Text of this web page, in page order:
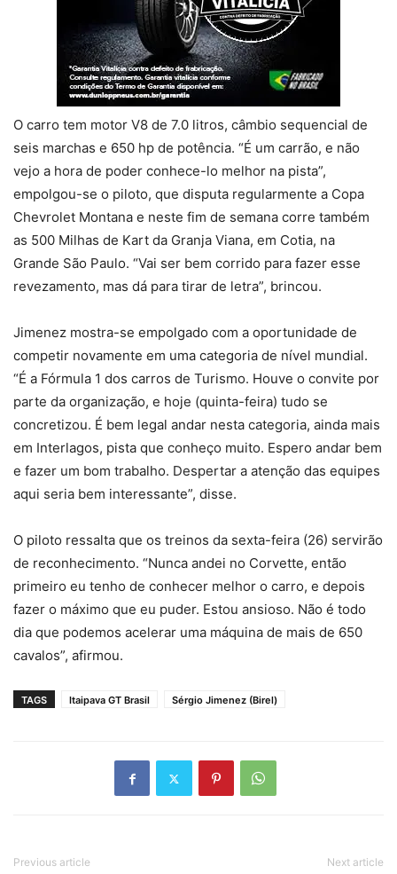
O carro tem motor V8 de 7.0 litros, câmbio sequencial de
seis marchas e 650 hp de potência. “É um carrão, e não
vejo a hora de poder conhece-lo melhor na pista”,
empolgou-se o piloto, que disputa regularmente a Copa
Chevrolet Montana e neste fim de semana corre também
as 500 Milhas de Kart da Granja Viana, em Cotia, na
Grande São Paulo. “Vai ser bem corrido para fazer esse
revezamento, mas dá para tirar de letra”, brincou.
Jimenez mostra-se empolgado com a oportunidade de
competir novamente em uma categoria de nível mundial.
“É a Fórmula 1 dos carros de Turismo. Houve o convite por
parte da organização, e hoje (quinta-feira) tudo se
concretizou. É bem legal andar nesta categoria, ainda mais
em Interlagos, pista que conheço muito. Espero andar bem
e fazer um bom trabalho. Despertar a atenção das equipes
aqui seria bem interessante”, disse.
O piloto ressalta que os treinos da sexta-feira (26) servirão
de reconhecimento. “Nunca andei no Corvette, então
primeiro eu tenho de conhecer melhor o carro, e depois
fazer o máximo que eu puder. Estou ansioso. Não é todo
dia que podemos acelerar uma máquina de mais de 650
cavalos”, afirmou.
TAGS Itaipava GT Brasil Sérgio Jimenez (Birel)
Previous article Next article